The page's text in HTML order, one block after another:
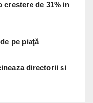
crestere de 31% in
pe piaţă
directorii si